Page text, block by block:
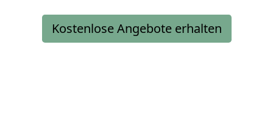
Kostenlose Angebote erhalten